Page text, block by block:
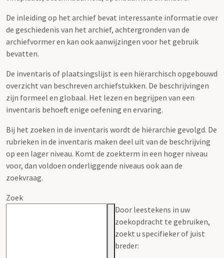
De inleiding op het archief bevat interessante informatie over
de geschiedenis van het archief, achtergronden van de
archiefvormer en kan ook aanwijzingen voor het gebruik
bevatten.
De inventaris of plaatsingslijst is een hiërarchisch opgebouwd
overzicht van beschreven archiefstukken. De beschrijvingen
zijn formeel en globaal. Het lezen en begrijpen van een
inventaris behoeft enige oefening en ervaring.
Bij het zoeken in de inventaris wordt de hiërarchie gevolgd. De
rubrieken in de inventaris maken deel uit van de beschrijving
op een lager niveau. Komt de zoekterm in een hoger niveau
voor, dan voldoen onderliggende niveaus ook aan de
zoekvraag.
Zoek
Door leestekens in uw
zoekopdracht te gebruiken,
zoekt u specifieker of juist
breder: